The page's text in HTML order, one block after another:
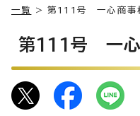
一覧
> 第111号 一心商事
第111号 一心